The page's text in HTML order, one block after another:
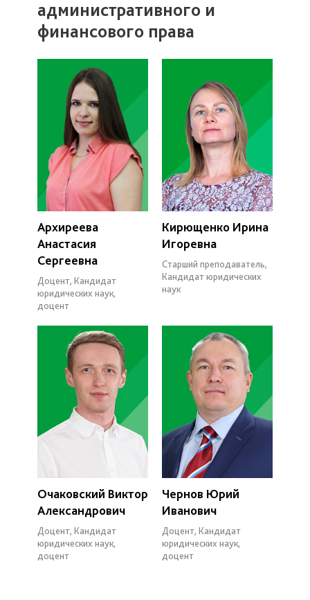
административного и
финансового права
Архиреева
Анастасия
Сергеевна
Доцент, Кандидат
юридических наук,
доцент
Кирющенко Ирина
Игоревна
Старший преподаватель,
Кандидат юридических
наук
Очаковский Виктор
Александрович
Доцент, Кандидат
юридических наук,
доцент
Чернов Юрий
Иванович
Доцент, Кандидат
юридических наук,
доцент